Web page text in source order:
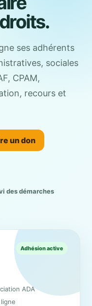
ses adhérents
sociales
CPAM,
recours et
un don
des démarches
Adhésion active
ADA